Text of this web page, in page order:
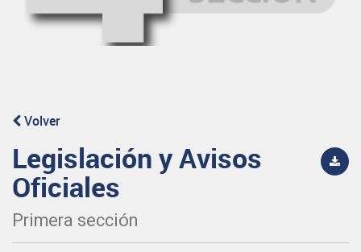
Volver
Legislación y Avisos
Oficiales
Primera sección